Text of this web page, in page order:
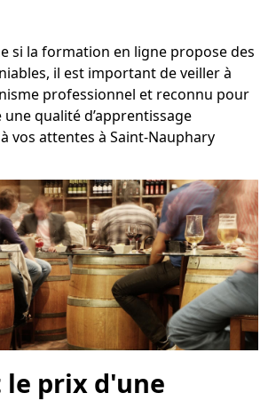
si la formation en ligne propose des
il est important de veiller à
professionnel et reconnu pour
qualité d’apprentissage
vos attentes à Saint-Nauphary
le prix d'une